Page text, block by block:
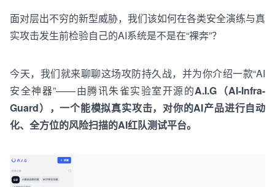
面对层出不穷的新型威胁， 我们该如何在各类安全演练与真
实攻击发生前检验自己的AI系统是不是在“裸奔”？
今天，我们就来聊聊这场攻防持久战，并为你介绍一款“AI
安全神器”——由腾讯朱雀实验室开源的A.I.G（AI-Infra-
Guard），一个能模拟真实攻击， 对你的AI产品进行自动
化、 全方位的风险扫描的AI红队测试平台。